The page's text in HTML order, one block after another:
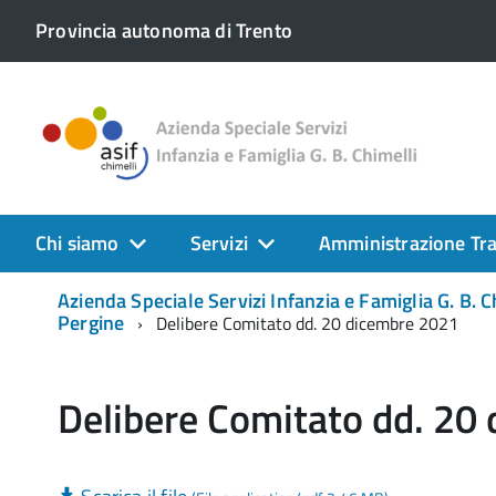
Provincia autonoma di Trento
Chi siamo Servizi Amministrazione
Azienda Speciale Servizi Infanzia e Famiglia G. B.
Pergine Delibere Comitato dd. 20 dicembre 2021
Delibere Comitato dd. 20